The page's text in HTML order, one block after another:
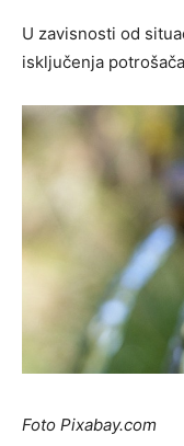
U zavisnosti od
isključenja
Foto Pixabay.com